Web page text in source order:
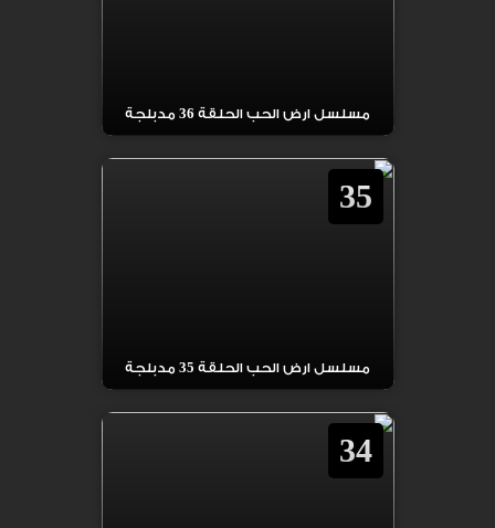
مسلسل ارض الحب الحلقة 36 مدبلجة
35
مسلسل ارض الحب الحلقة 35 مدبلجة
34